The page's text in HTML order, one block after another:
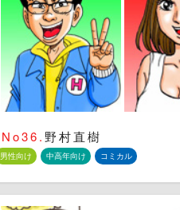
No36. 野村直樹
男性向け 中高年向け コミカル